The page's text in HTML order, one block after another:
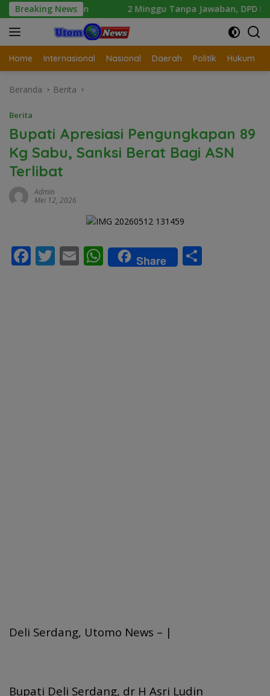
Langsung
ke
konten
Breaking News2 Minggu Tanpa Jawaban, DPD Mosi Sumut
Home Internasional Nasional Daerah Politik Hukum
Beranda Berita
Berita
Bupati Apresiasi Pengungkapan 89
Kg Sabu, Sanksi Berat Bagi ASN
Terlibat
Admin
Mei 12, 2026
F T E W
h
Share
Deli Serdang, Utomo News – |
Bupati Deli Serdang, dr H Asri Ludin